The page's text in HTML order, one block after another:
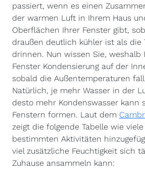
passiert, wenn es einen
der warmen Luft in Ihrem Haus
Oberflächen Ihrer Fenster gibt,
draußen deutlich kühler ist als die
drinnen. Nun wissen Sie, weshalb
Fenster Kondensierung auf der
sobald die Außentemperaturen
Natürlich, je mehr Wasser in der
desto mehr Kondenswasser kann
Fenstern formen. Laut dem
zeigt die folgende Tabelle wie
bestimmten Aktivitäten
viel zusätzliche Feuchtigkeit sich
Zuhause ansammeln kann: